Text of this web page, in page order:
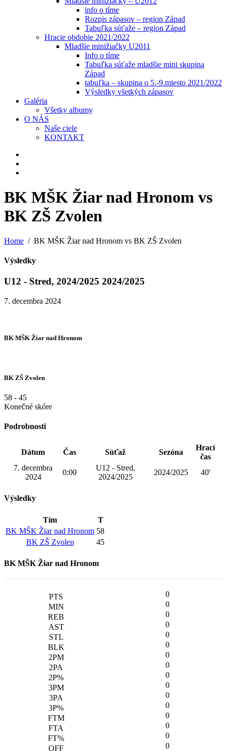
info o tíme
Rozpis zápasov – region Západ
Tabuľka súťaže – region Západ
Hracie obdobie 2021/2022
Mladšie minižiačky U2011
Info o tíme
Tabuľka súťaže mladšie mini skupina
Západ
tabuľka – skupina o 5.-9.miesto 2021/2022
Výsledky všetkých zápasov
Galéria
Všetky albumy
O NÁS
Naše ciele
KONTAKT
BK MŠK Žiar nad Hronom vs
BK ZŠ Zvolen
Home BK MŠK Žiar nad Hronom vs BK ZŠ Zvolen
Výsledky
U12 - Stred, 2024/2025 2024/2025
7. decembra 2024
BK MŠK Žiar nad Hronom
BK ZŠ Zvolen
58 - 45
Konečné skóre
Podrobnosti
Dátum Čas Súťaž Sezóna
Hrací
čas
7. decembra
2024
0:00
U12 - Stred,
2024/2025
2024/2025 40'
Výsledky
Tím
T
BK MŠK Žiar nad Hronom 58
BK ZŠ Zvolen
45
BK MŠK Žiar nad Hronom
0
0
0
0
0
0
0
0
0
0
0
0
0
0
0
0